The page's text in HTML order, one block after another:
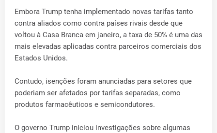
Embora Trump tenha implementado novas tarifas tanto
contra aliados como contra países rivais desde que
voltou à Casa Branca em janeiro, a taxa de 50% é uma das
mais elevadas aplicadas contra parceiros comerciais dos
Estados Unidos.
Contudo, isenções foram anunciadas para setores que
poderiam ser afetados por tarifas separadas, como
produtos farmacêuticos e semicondutores.
O governo Trump iniciou investigações sobre algumas